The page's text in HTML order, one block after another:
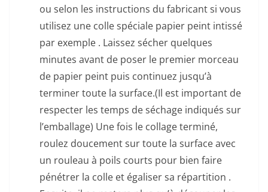
ou selon les instructions du fabricant si vous
utilisez une colle spéciale papier peint intissé
par exemple . Laissez sécher quelques
minutes avant de poser le premier morceau
de papier peint puis continuez jusqu’à
terminer toute la surface.(Il est important de
respecter les temps de séchage indiqués sur
l’emballage) Une fois le collage terminé,
roulez doucement sur toute la surface avec
un rouleau à poils courts pour bien faire
pénétrer la colle et égaliser sa répartition .